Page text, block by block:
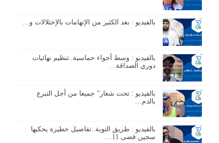
بالفيديو : بعد الكثير من الإتهامات بالإختلالات و…
بالفيديو : وسط أجواء حماسية..تنظيم نهائيات
دوري الصداقة…
بالفيديو : تحت شعار” جميعا من أجل التبرع
بالدم…
بالفيديو : طريق التوبة..تفاصيل خطيرة يحكيها
سجين قضى 11…